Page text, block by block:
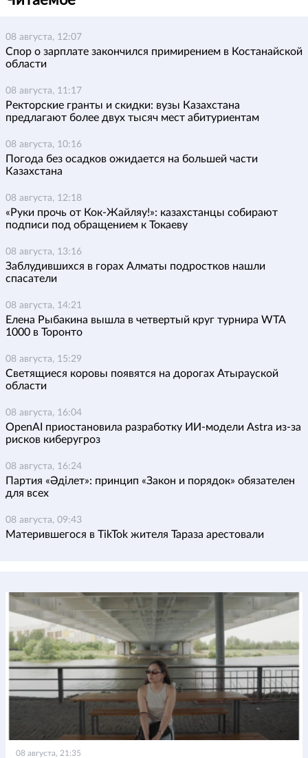
08 августа, 12:07
Спор о зарплате закончился примирением в Костанайской
области
08 августа, 11:17
Ректорские гранты и скидки: вузы Казахстана
предлагают более двух тысяч мест абитуриентам
08 августа, 10:16
Погода без осадков ожидается на большей части
Казахстана
08 августа, 12:18
«Руки прочь от Кок-Жайляу!»: казахстанцы собирают
подписи под обращением к Токаеву
08 августа, 13:16
Заблудившихся в горах Алматы подростков нашли
спасатели
08 августа, 14:21
Елена Рыбакина вышла в четвертый круг турнира WTA
1000 в Торонто
08 августа, 15:29
Светящиеся коровы появятся на дорогах Атырауской
области
08 августа, 16:04
OpenAI приостановила разработку ИИ-модели Astra из-за
рисков киберугроз
08 августа, 16:24
Партия «Әділет»: принцип «Закон и порядок» обязателен
для всех
08 августа, 09:43
Матерившегося в TikTok жителя Тараза арестовали
08 августа, 21:35